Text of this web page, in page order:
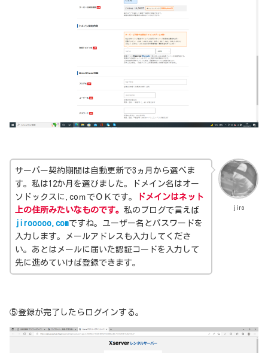
jiro
サーバー契約期間は自動更新で3ヵ月から選べま
す。私は12か月を選びました。ドメイン名はオー
ソドックスに.coｍでＯＫです。
ドメインはネット
上の住所みたいなものです。 私のブログで言えば
jirooooo.comですね。ユーザー名とパスワードを
入力します。メールアドレスも入力してくださ
い。あとはメールに届いた認証コードを入力して
先に進めていけば登録できます。
⑤登録が完了したらログインする。